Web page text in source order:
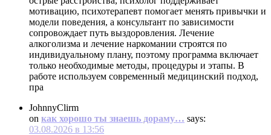
мотивацию, психотерапевт помогает менять привычки и
модели поведения, а консультант по зависимости
сопровождает путь выздоровления. Лечение
алкоголизма и лечение наркомании строятся по
индивидуальному плану, поэтому программа включает
только необходимые методы, процедуры и этапы. В
работе используем современный медицинский подход,
пра
JohnnyClirm
on как хорошо ты знаешь дораму… says:
03.08.2026 в 13:56